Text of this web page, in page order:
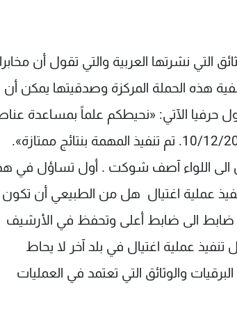
التي نشرتها العربية والتي تقول أن
هذه الحملة المركزة وصدقيتها يمكن أن
حرفيا الآتي: «نحيطكم علماً بمساعدة
من مخابرات حزب الله، بخصوص المهمة 213 الموكلة إلينا بتاريخ 10/12/2005. تم تنفيذ المهمة بنتائج ممتازة».
من ضابطين سوريين الى اللواء آصف شوكت . أول تساؤل في
عملية اغتيال هل من الطبيعي أن تكون
ضابط الى ضابط أعلى وتحفظ في الأرشيف
عملية اغتيال في بلد آخر لا يحاط
والوثائق التي تعتمد في العمليات